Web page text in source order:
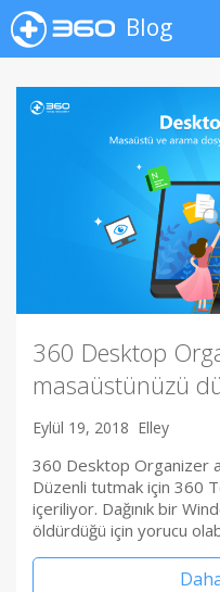
Blog
360 Desktop
masaüstünüzü
Eylül 19, 2018 Elley
360 Desktop Organizer
Düzenli tutmak için 360
içeriliyor. Dağınık bir
öldürdüğü için yorucu